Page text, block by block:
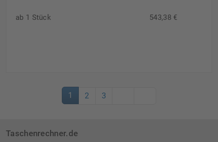
ab 1 Stück 543,38 €
1 2 3
Taschenrechner.de